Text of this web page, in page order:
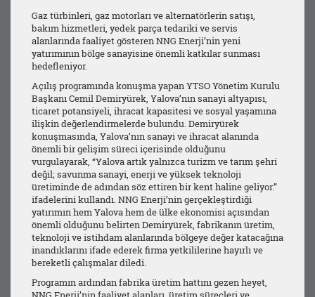
Gaz türbinleri, gaz motorları ve alternatörlerin satışı,
bakım hizmetleri, yedek parça tedariki ve servis
alanlarında faaliyet gösteren NNG Enerji’nin yeni
yatırımının bölge sanayisine önemli katkılar sunması
hedefleniyor.
Açılış programında konuşma yapan YTSO Yönetim Kurulu
Başkanı Cemil Demiryürek, Yalova’nın sanayi altyapısı,
ticaret potansiyeli, ihracat kapasitesi ve sosyal yaşamına
ilişkin değerlendirmelerde bulundu. Demiryürek
konuşmasında, Yalova’nın sanayi ve ihracat alanında
önemli bir gelişim süreci içerisinde olduğunu
vurgulayarak, “Yalova artık yalnızca turizm ve tarım şehri
değil; savunma sanayi, enerji ve yüksek teknoloji
üretiminde de adından söz ettiren bir kent haline geliyor.”
ifadelerini kullandı. NNG Enerji’nin gerçekleştirdiği
yatırımın hem Yalova hem de ülke ekonomisi açısından
önemli olduğunu belirten Demiryürek, fabrikanın üretim,
teknoloji ve istihdam alanlarında bölgeye değer katacağına
inandıklarını ifade ederek firma yetkililerine hayırlı ve
bereketli çalışmalar diledi.
Programın ardından fabrika üretim hattını gezen heyet,